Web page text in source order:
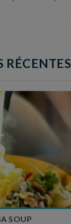
RÉCENTES
: 40 min
: 25 min
couverts : 4
SOUP